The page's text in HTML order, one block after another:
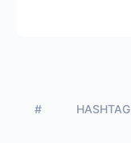
# HASHTAG